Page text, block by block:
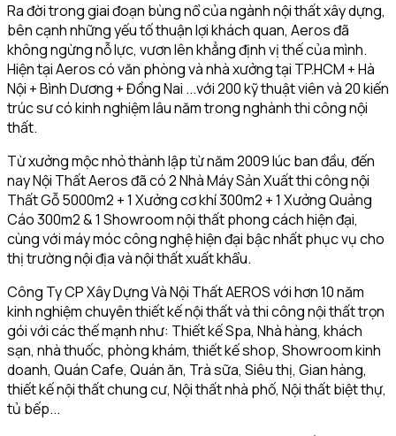
Ra đời trong giai đoạn bùng nổ của ngành nội thất xây dựng,
bên cạnh những yếu tố thuận lợi khách quan, Aeros đã
không ngừng nỗ lực, vươn lên khẳng định vị thế của mình.
Hiện tại Aeros có văn phòng và nhà xưởng tại TP.HCM + Hà
Nội + Bình Dương + Đồng Nai ...với 200 kỹ thuật viên và 20 kiến
trúc sư có kinh nghiệm lâu năm trong nghành thi công nội
thất.
Từ xưởng mộc nhỏ thành lập từ năm 2009 lúc ban đầu, đến
nay Nội Thất Aeros đã có 2 Nhà Máy Sản Xuất thi công nội
Thất Gỗ 5000m2 + 1 Xưởng cơ khí 300m2 + 1 Xưởng Quảng
Cáo 300m2 & 1 Showroom nội thất phong cách hiện đại,
cùng với máy móc công nghệ hiện đại bậc nhất phục vụ cho
thị trường nội địa và nội thất xuất khẩu.
Công Ty CP Xây Dựng Và Nội Thất AEROS với hơn 10 năm
kinh nghiệm chuyên thiết kế nội thất và thi công nội thất trọn
gói với các thế mạnh như: Thiết kế Spa, Nhà hàng, khách
sạn, nhà thuốc, phòng khám, thiết kế shop, Showroom kinh
doanh, Quán Cafe, Quán ăn, Trà sữa, Siêu thị, Gian hàng,
thiết kế nội thất chung cư, Nội thất nhà phố, Nội thất biệt thự,
tủ bếp...